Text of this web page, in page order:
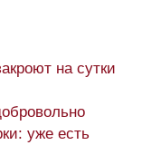
на сутки
уже есть